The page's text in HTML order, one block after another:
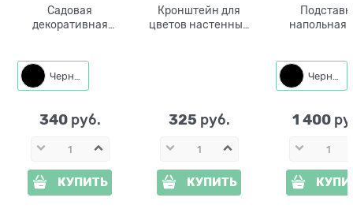
Садовая
декоративная
282R h=42 см
металл
340 руб.
КУПИТЬ
Кронштейн для
цветов настенный
325 руб.
КУПИТЬ
напольная
1 400